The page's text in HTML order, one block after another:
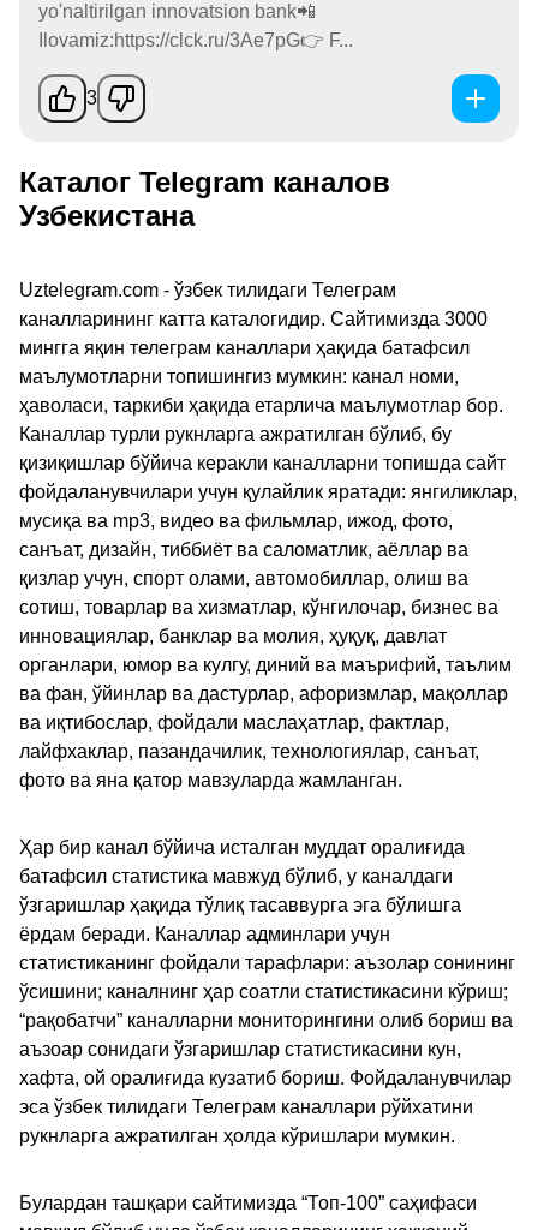
yo'naltirilgan innovatsion bank📲
Ilovamiz:https://clck.ru/3Ae7pG👉 F...
3
Каталог Telegram каналов
Узбекистана
Uztelegram.com - ўзбек тилидаги Телеграм
каналларининг катта каталогидир. Сайтимизда 3000
мингга яқин телеграм каналлари ҳақида батафсил
маълумотларни топишингиз мумкин: канал номи,
ҳаволаси, таркиби ҳақида етарлича маълумотлар бор.
Каналлар турли рукнларга ажратилган бўлиб, бу
қизиқишлар бўйича керакли каналларни топишда сайт
фойдаланувчилари учун қулайлик яратади: янгиликлар,
мусиқа ва mp3, видео ва фильмлар, ижод, фото,
санъат, дизайн, тиббиёт ва саломатлик, аёллар ва
қизлар учун, спорт олами, автомобиллар, олиш ва
сотиш, товарлар ва хизматлар, кўнгилочар, бизнес ва
инновациялар, банклар ва молия, ҳуқуқ, давлат
органлари, юмор ва кулгу, диний ва маърифий, таълим
ва фан, ўйинлар ва дастурлар, афоризмлар, мақоллар
ва иқтибослар, фойдали маслаҳатлар, фактлар,
лайфхаклар, пазандачилик, технологиялар, санъат,
фото ва яна қатор мавзуларда жамланган.
Ҳар бир канал бўйича исталган муддат оралиғида
батафсил статистика мавжуд бўлиб, у каналдаги
ўзгаришлар ҳақида тўлиқ тасаввурга эга бўлишга
ёрдам беради. Каналлар админлари учун
статистиканинг фойдали тарафлари: аъзолар сонининг
ўсишини; каналнинг ҳар соатли статистикасини кўриш;
“рақобатчи” каналларни мониторингини олиб бориш ва
аъзоар сонидаги ўзгаришлар статистикасини кун,
хафта, ой оралиғида кузатиб бориш. Фойдаланувчилар
эса ўзбек тилидаги Телеграм каналлари рўйхатини
рукнларга ажратилган ҳолда кўришлари мумкин.
Булардан ташқари сайтимизда “Топ-100” саҳифаси